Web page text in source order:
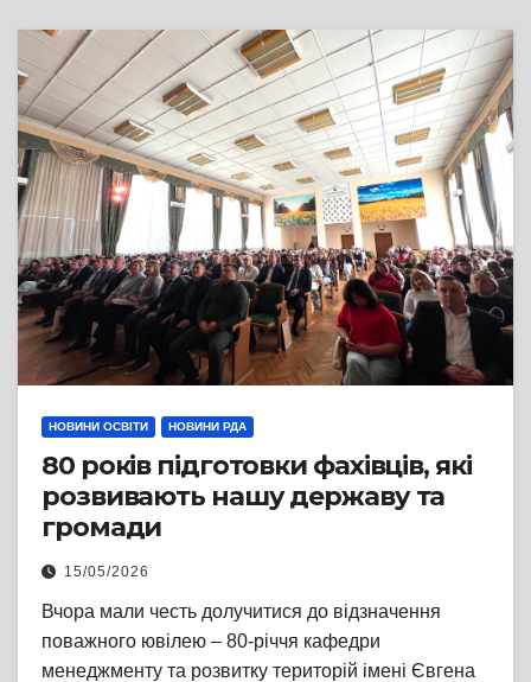
НОВИНИ ОСВІТИ НОВИНИ РДА
80 років підготовки фахівців, які
розвивають нашу державу та
громади
15/05/2026
Вчора мали честь долучитися до відзначення
поважного ювілею – 80-річчя кафедри
менеджменту та розвитку територій імені Євгена